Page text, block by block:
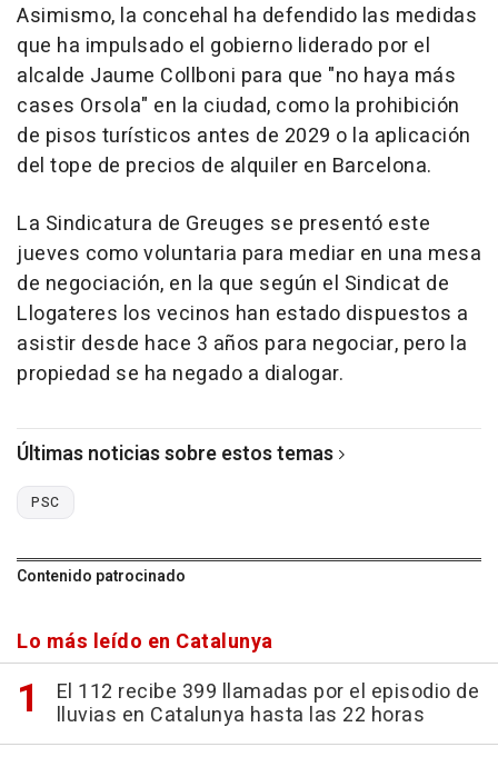
Asimismo, la concehal ha defendido las medidas
que ha impulsado el gobierno liderado por el
alcalde Jaume Collboni para que "no haya más
cases Orsola" en la ciudad, como la prohibición
de pisos turísticos antes de 2029 o la aplicación
del tope de precios de alquiler en Barcelona.
La Sindicatura de Greuges se presentó este
jueves como voluntaria para mediar en una mesa
de negociación, en la que según el Sindicat de
Llogateres los vecinos han estado dispuestos a
asistir desde hace 3 años para negociar, pero la
propiedad se ha negado a dialogar.
Últimas noticias sobre estos temas
PSC
Contenido patrocinado
Lo más leído en Catalunya
El 112 recibe 399 llamadas por el episodio de
lluvias en Catalunya hasta las 22 horas